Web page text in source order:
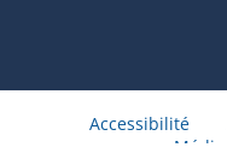
Accessibilité
Médias